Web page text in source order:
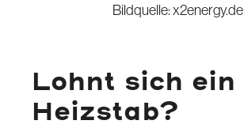
Bildquelle: x2energy.de
Lohnt sich ein
Heizstab?